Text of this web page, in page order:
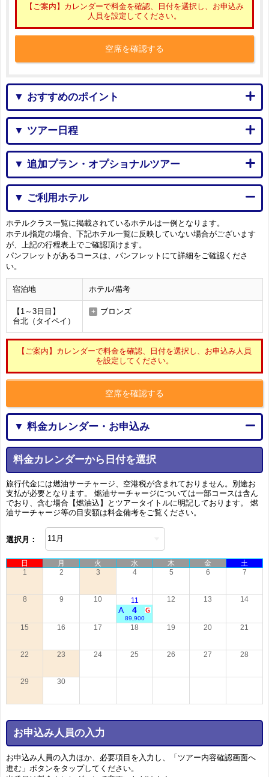
【ご案内】カレンダーで料金を確認、日付を選択し、お申込み
人員を設定してください。
空席を確認する
▼ おすすめのポイント
▼ ツアー日程
▼ 追加プラン・オプショナルツアー
▼ ご利用ホテル
ホテルクラス一覧に掲載されているホテルは一例となります。
ホテル指定の場合、下記ホテル一覧に反映していない場合がございます
が、上記の行程表上でご確認頂けます。
パンフレットがあるコースは、パンフレットにて詳細をご確認くださ
い。
宿泊地 ホテル/備考
【1～3日目】
台北（タイペイ）
ブロンズ
【ご案内】カレンダーで料金を確認、日付を選択し、お申込み人員
を設定してください。
空席を確認する
▼ 料金カレンダー・お申込み
料金カレンダーから日付を選択
旅行代金には燃油サーチャージ、空港税が含まれておりません。別途お
支払が必要となります。 燃油サーチャージについては一部コースは含ん
でおり、含む場合【燃油込】とツアータイトルに明記しております。 燃
油サーチャージ等の目安額は料金備考をご覧ください。
選択月：
日 月 火 水 木 金
土
1
2 3 4 5 6 7
8 9 10 11
4
A
89,900
12 13 14
15 16 17 18 19 20 21
22 23 24 25 26 27 28
29 30
お申込み人員の入力
お申込み人員の入力ほか、必要項目を入力し、「ツアー内容確認画面へ
進む」ボタンをタップしてください。